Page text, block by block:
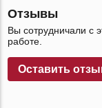
Отзывы
Вы сотрудничали с
работе.
Оставить